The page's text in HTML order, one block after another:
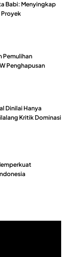
Babi: Menyingkap
Proyek
Pemulihan
Penghapusan
Dinilai Hanya
Kritik Dominasi